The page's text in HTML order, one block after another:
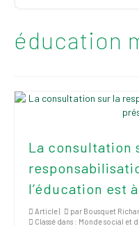
éducation
La consultation
l’éducation est
Article | par Bousquet
Classé dans : Monde social et